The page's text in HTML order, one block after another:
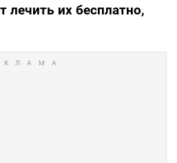
лечить их бесплатно,